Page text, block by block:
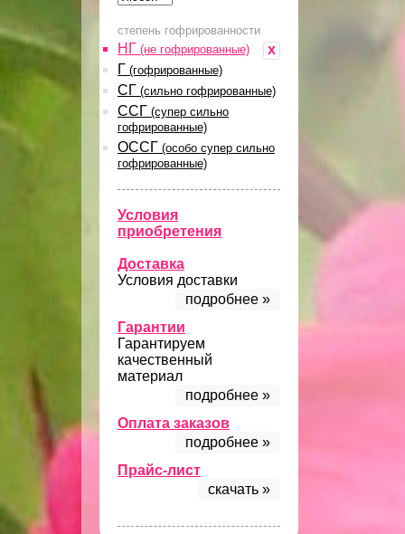
степень гофрированности
x
НГ (не гофрированные)
Г (гофрированные)
СГ (сильно гофрированные)
ССГ (супер сильно
гофрированные)
ОССГ (особо супер сильно
гофрированные)
Условия
приобретения
Доставка
Условия доставки
подробнее »
Гарантии
Гарантируем
качественный
материал
подробнее »
Оплата заказов
подробнее »
Прайс-лист
скачать »